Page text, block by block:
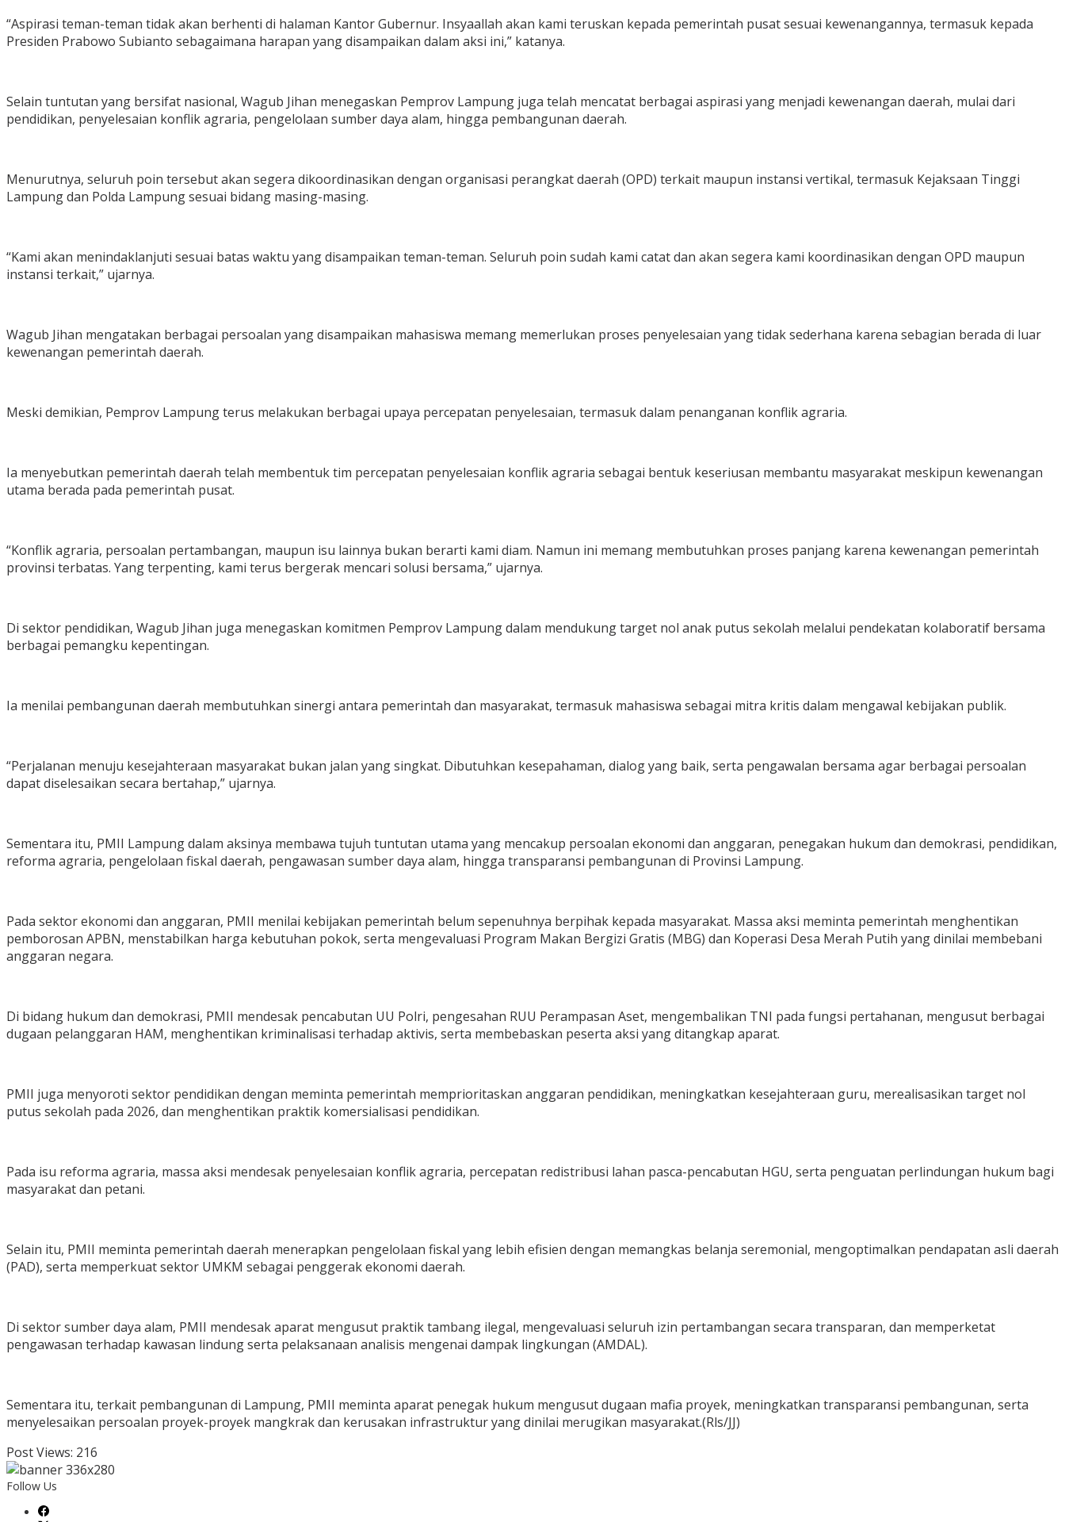
“Aspirasi teman-teman tidak akan berhenti di halaman Kantor Gubernur. Insyaallah akan kami teruskan kepada pemerintah pusat sesuai kewenangannya, termasuk kepada
Presiden Prabowo Subianto sebagaimana harapan yang disampaikan dalam aksi ini,” katanya.
Selain tuntutan yang bersifat nasional, Wagub Jihan menegaskan Pemprov Lampung juga telah mencatat berbagai aspirasi yang menjadi kewenangan daerah, mulai dari
pendidikan, penyelesaian konflik agraria, pengelolaan sumber daya alam, hingga pembangunan daerah.
Menurutnya, seluruh poin tersebut akan segera dikoordinasikan dengan organisasi perangkat daerah (OPD) terkait maupun instansi vertikal, termasuk Kejaksaan Tinggi
Lampung dan Polda Lampung sesuai bidang masing-masing.
“Kami akan menindaklanjuti sesuai batas waktu yang disampaikan teman-teman. Seluruh poin sudah kami catat dan akan segera kami koordinasikan dengan OPD maupun
instansi terkait,” ujarnya.
Wagub Jihan mengatakan berbagai persoalan yang disampaikan mahasiswa memang memerlukan proses penyelesaian yang tidak sederhana karena sebagian berada di luar
kewenangan pemerintah daerah.
Meski demikian, Pemprov Lampung terus melakukan berbagai upaya percepatan penyelesaian, termasuk dalam penanganan konflik agraria.
Ia menyebutkan pemerintah daerah telah membentuk tim percepatan penyelesaian konflik agraria sebagai bentuk keseriusan membantu masyarakat meskipun kewenangan
utama berada pada pemerintah pusat.
“Konflik agraria, persoalan pertambangan, maupun isu lainnya bukan berarti kami diam. Namun ini memang membutuhkan proses panjang karena kewenangan pemerintah
provinsi terbatas. Yang terpenting, kami terus bergerak mencari solusi bersama,” ujarnya.
Di sektor pendidikan, Wagub Jihan juga menegaskan komitmen Pemprov Lampung dalam mendukung target nol anak putus sekolah melalui pendekatan kolaboratif bersama
berbagai pemangku kepentingan.
Ia menilai pembangunan daerah membutuhkan sinergi antara pemerintah dan masyarakat, termasuk mahasiswa sebagai mitra kritis dalam mengawal kebijakan publik.
“Perjalanan menuju kesejahteraan masyarakat bukan jalan yang singkat. Dibutuhkan kesepahaman, dialog yang baik, serta pengawalan bersama agar berbagai persoalan
dapat diselesaikan secara bertahap,” ujarnya.
Sementara itu, PMII Lampung dalam aksinya membawa tujuh tuntutan utama yang mencakup persoalan ekonomi dan anggaran, penegakan hukum dan demokrasi, pendidikan,
reforma agraria, pengelolaan fiskal daerah, pengawasan sumber daya alam, hingga transparansi pembangunan di Provinsi Lampung.
Pada sektor ekonomi dan anggaran, PMII menilai kebijakan pemerintah belum sepenuhnya berpihak kepada masyarakat. Massa aksi meminta pemerintah menghentikan
pemborosan APBN, menstabilkan harga kebutuhan pokok, serta mengevaluasi Program Makan Bergizi Gratis (MBG) dan Koperasi Desa Merah Putih yang dinilai membebani
anggaran negara.
Di bidang hukum dan demokrasi, PMII mendesak pencabutan UU Polri, pengesahan RUU Perampasan Aset, mengembalikan TNI pada fungsi pertahanan, mengusut berbagai
dugaan pelanggaran HAM, menghentikan kriminalisasi terhadap aktivis, serta membebaskan peserta aksi yang ditangkap aparat.
PMII juga menyoroti sektor pendidikan dengan meminta pemerintah memprioritaskan anggaran pendidikan, meningkatkan kesejahteraan guru, merealisasikan target nol
putus sekolah pada 2026, dan menghentikan praktik komersialisasi pendidikan.
Pada isu reforma agraria, massa aksi mendesak penyelesaian konflik agraria, percepatan redistribusi lahan pasca-pencabutan HGU, serta penguatan perlindungan hukum bagi
masyarakat dan petani.
Selain itu, PMII meminta pemerintah daerah menerapkan pengelolaan fiskal yang lebih efisien dengan memangkas belanja seremonial, mengoptimalkan pendapatan asli daerah
(PAD), serta memperkuat sektor UMKM sebagai penggerak ekonomi daerah.
Di sektor sumber daya alam, PMII mendesak aparat mengusut praktik tambang ilegal, mengevaluasi seluruh izin pertambangan secara transparan, dan memperketat
pengawasan terhadap kawasan lindung serta pelaksanaan analisis mengenai dampak lingkungan (AMDAL).
Sementara itu, terkait pembangunan di Lampung, PMII meminta aparat penegak hukum mengusut dugaan mafia proyek, meningkatkan transparansi pembangunan, serta
menyelesaikan persoalan proyek-proyek mangkrak dan kerusakan infrastruktur yang dinilai merugikan masyarakat.(Rls/JJ)
Post Views: 216
Follow Us